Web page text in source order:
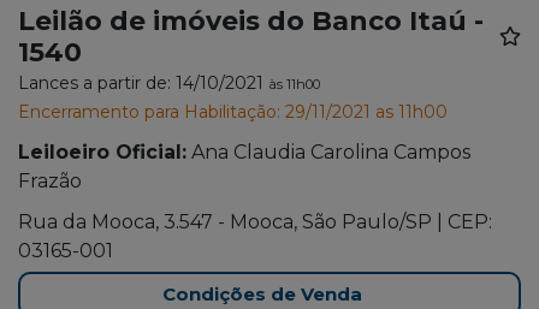
Leilão de imóveis do Banco Itaú -
1540
Lances a partir de: 14/10/2021 às 11h00
Encerramento para Habilitação: 29/11/2021 as 11h00
Leiloeiro Oficial: Ana Claudia Carolina Campos
Frazão
Rua da Mooca, 3.547 - Mooca, São Paulo/SP | CEP:
03165-001
Condições de Venda